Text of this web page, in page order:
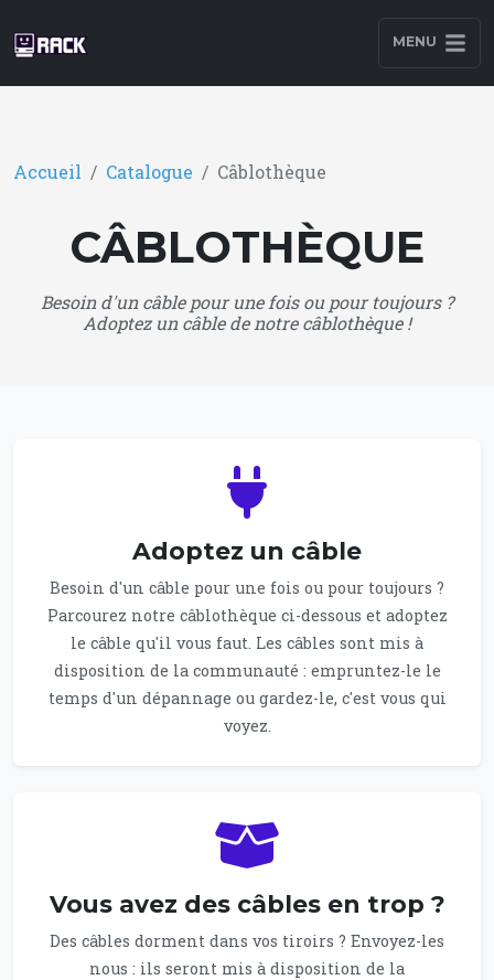
MENU
Accueil Catalogue Câblothèque
CÂBLOTHÈQUE
Besoin d'un câble pour une fois ou pour toujours ?
Adoptez un câble de notre câblothèque !
Adoptez un câble
Besoin d'un câble pour une fois ou pour toujours ?
Parcourez notre câblothèque ci-dessous et adoptez
le câble qu'il vous faut. Les câbles sont mis à
disposition de la communauté : empruntez-le le
temps d'un dépannage ou gardez-le, c'est vous qui
voyez.
Vous avez des câbles en trop ?
Des câbles dorment dans vos tiroirs ? Envoyez-les
nous : ils seront mis à disposition de la